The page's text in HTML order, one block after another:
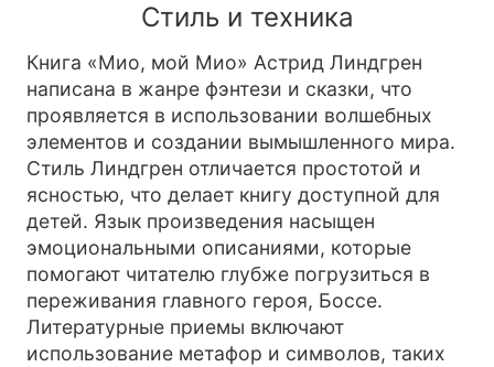
Стиль и техника
Книга «Мио, мой Мио» Астрид Линдгрен
написана в жанре фэнтези и сказки, что
проявляется в использовании волшебных
элементов и создании вымышленного мира.
Стиль Линдгрен отличается простотой и
ясностью, что делает книгу доступной для
детей. Язык произведения насыщен
эмоциональными описаниями, которые
помогают читателю глубже погрузиться в
переживания главного героя, Боссе.
Литературные приемы включают
использование метафор и символов, таких